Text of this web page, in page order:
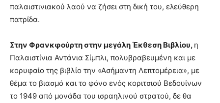
παλαιστινιακού λαού να ζήσει στη δική του, ελεύθερη
πατρίδα.
Στην Φρανκφούρτη στην μεγάλη Έκθεση Βιβλίου, η
Παλαιστίνια Αντάνια Σίμπλι, πολυβραβευμένη και με
κορυφαίο της βιβλίο την «Ασήμαντη Λεπτομέρεια», με
θέμα το βιασμό και το φόνο ενός κοριτσιού Βεδουίνων
το 1949 από μονάδα του ισραηλινού στρατού, δε θα